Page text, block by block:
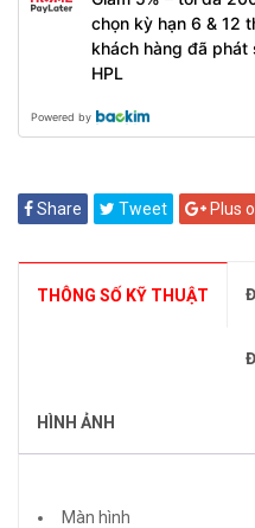
chọn kỳ hạn 6 & 12
khách hàng đã phát
HPL
Powered by
Share Tweet Plus
THÔNG SỐ KỸ THUẬT
HÌNH ẢNH
Màn hình